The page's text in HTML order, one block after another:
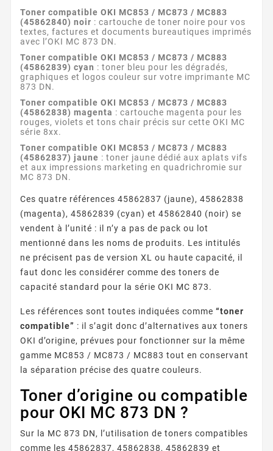
Toner compatible OKI MC853 / MC873 / MC883
(45862840) noir : cartouche de toner noire pour vos
textes, factures et documents bureautiques imprimés
avec l’OKI MC 873 DN.
Toner compatible OKI MC853 / MC873 / MC883
(45862839) cyan : toner bleu pour les dégradés,
graphiques et logos couleur sur votre imprimante MC
873 DN.
Toner compatible OKI MC853 / MC873 / MC883
(45862838) magenta : cartouche magenta pour les
rouges, violets et tons chair précis sur cette OKI MC
série 8xx.
Toner compatible OKI MC853 / MC873 / MC883
(45862837) jaune : toner jaune dédié aux aplats vifs
et aux impressions marketing en quadrichromie sur
MC 873 DN.
Ces quatre références 45862837 (jaune), 45862838
(magenta), 45862839 (cyan) et 45862840 (noir) se
vendent à l’unité : il n’y a pas de pack ou lot
mentionné dans les noms de produits. Les intitulés
ne précisent pas de version XL ou haute capacité, il
faut donc les considérer comme des toners de
capacité standard pour la série OKI MC 873.
Les références sont toutes indiquées comme “toner
compatible” : il s’agit donc d’alternatives aux toners
OKI d’origine, prévues pour fonctionner sur la même
gamme MC853 / MC873 / MC883 tout en conservant
la séparation précise des quatre couleurs.
Toner d’origine ou compatible
pour OKI MC 873 DN ?
Sur la MC 873 DN, l’utilisation de toners compatibles
comme les 45862837, 45862838, 45862839 et